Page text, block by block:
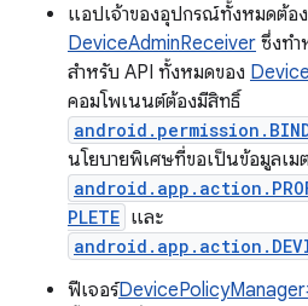
แอปเจ้าของอุปกรณ์ทั้งหมดต้อ
DeviceAdminReceiver ซึ่งทำ
สำหรับ API ทั้งหมดของ
คอมโพเนนต์ต้องมีสิทธิ์
นโยบายพิเศษที่ขอเป็นข้อมูลเม
PLETE และ
ฟีเจอร์